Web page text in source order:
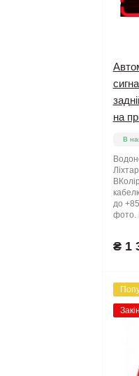
на
В
до
фото.
₴ 1